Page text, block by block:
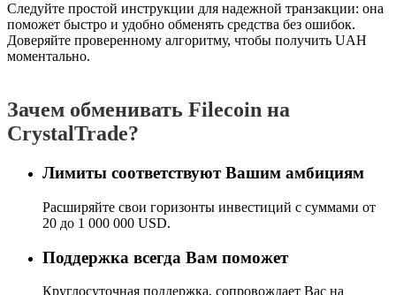
Следуйте простой инструкции для надежной транзакции: она
поможет быстро и удобно обменять средства без ошибок.
Доверяйте проверенному алгоритму, чтобы получить UAH
моментально.
Зачем обменивать Filecoin на
CrystalTrade?
Лимиты соответствуют Вашим амбициям
Расширяйте свои горизонты инвестиций с суммами от
20 до 1 000 000 USD.
Поддержка всегда Вам поможет
Круглосуточная поддержка, сопровождает Вас на